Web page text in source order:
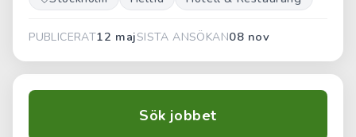
PUBLICERAT12 majSISTA ANSÖKAN08 nov
Sök jobbet